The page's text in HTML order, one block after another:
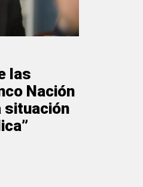
las
Nación
situación